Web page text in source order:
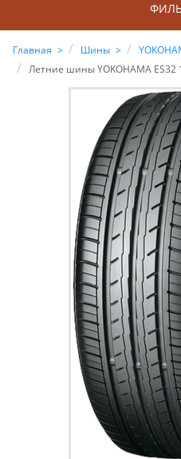
Главная Шины
Летние шины YOKOHAMA ES32